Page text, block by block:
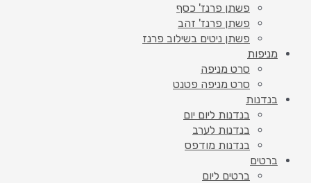
פשתן פרנז' כסף
פשתן פרנז' זהב
פשתן ניטים בשילוב פרנז
מניפות
סרט מניפה
סרט מניפה פטנט
בנדנות
בנדנות ליום יום
בנדנות לערב
בנדנות מודפס
ברטים
ברטים ליום